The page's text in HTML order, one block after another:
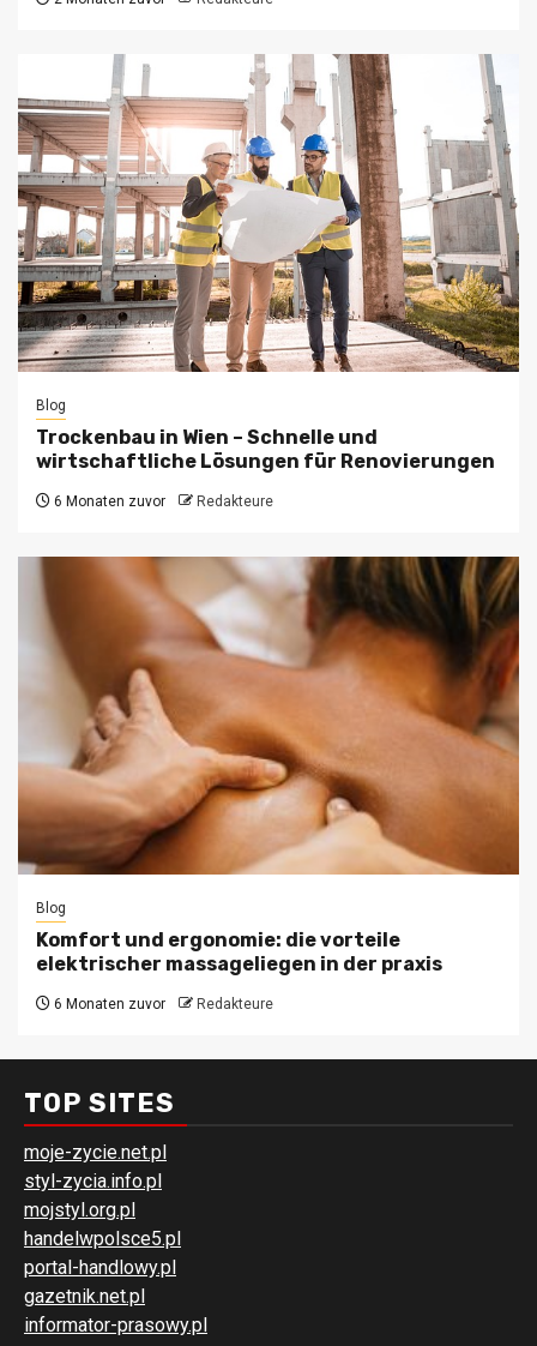
Blog
Trockenbau in Wien – Schnelle und
wirtschaftliche Lösungen für Renovierungen
6 Monaten zuvor Redakteure
Blog
Komfort und ergonomie: die vorteile
elektrischer massageliegen in der praxis
6 Monaten zuvor Redakteure
TOP SITES
moje-zycie.net.pl
styl-zycia.info.pl
mojstyl.org.pl
handelwpolsce5.pl
portal-handlowy.pl
gazetnik.net.pl
informator-prasowy.pl